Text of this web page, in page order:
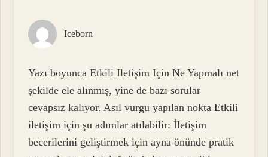
Iceborn
Yazı boyunca Etkili Iletişim Için Ne Yapmalı net
şekilde ele alınmış, yine de bazı sorular
cevapsız kalıyor. Asıl vurgu yapılan nokta Etkili
iletişim için şu adımlar atılabilir: İletişim
becerilerini geliştirmek için ayna önünde pratik